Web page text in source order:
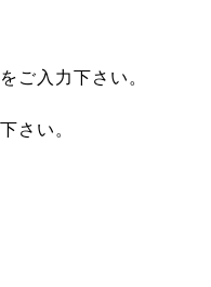
ご入力下さい。
さい。